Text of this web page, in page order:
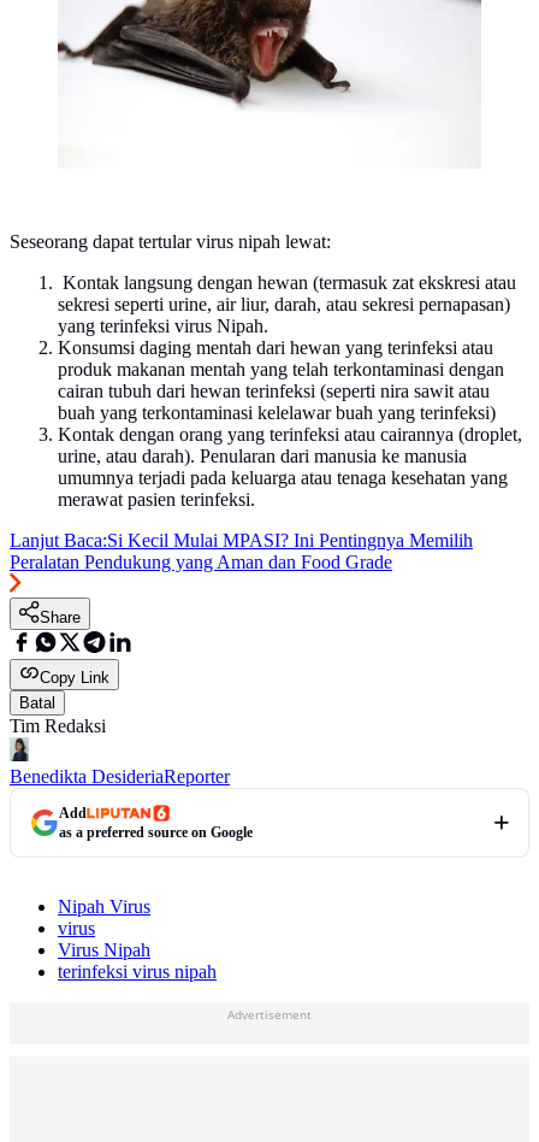
Seseorang dapat tertular virus nipah lewat:
Kontak langsung dengan hewan (termasuk zat ekskresi atau
sekresi seperti urine, air liur, darah, atau sekresi pernapasan)
yang terinfeksi virus Nipah.
Konsumsi daging mentah dari hewan yang terinfeksi atau
produk makanan mentah yang telah terkontaminasi dengan
cairan tubuh dari hewan terinfeksi (seperti nira sawit atau
buah yang terkontaminasi kelelawar buah yang terinfeksi)
Kontak dengan orang yang terinfeksi atau cairannya (droplet,
urine, atau darah). Penularan dari manusia ke manusia
umumnya terjadi pada keluarga atau tenaga kesehatan yang
merawat pasien terinfeksi.
Lanjut Baca:Si Kecil Mulai MPASI? Ini Pentingnya Memilih
Peralatan Pendukung yang Aman dan Food Grade
Share
Copy Link
Batal
Tim Redaksi
Benedikta DesideriaReporter
Add
as a preferred source on Google
Nipah Virus
virus
Virus Nipah
terinfeksi virus nipah
Advertisement